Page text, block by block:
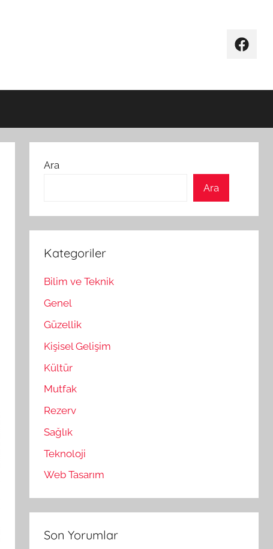
Ara
Ara
Kategoriler
Bilim ve Teknik
Genel
Güzellik
Kişisel Gelişim
Kültür
Mutfak
Rezerv
Sağlık
Teknoloji
Web Tasarım
Son Yorumlar